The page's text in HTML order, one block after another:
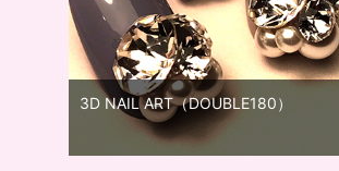
3D NAIL ART（DOUBLE180）